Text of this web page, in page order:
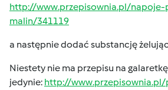
http://www.przepisownia.pl/napoje-
malin/341119
a następnie dodać substancję
Niestety nie ma przepisu na
jedynie: http://